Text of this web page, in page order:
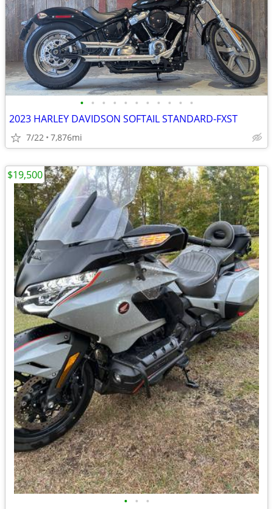
• • • • • • • • • • •
2023 HARLEY DAVIDSON SOFTAIL STANDARD-FXST
7/22 7,876mi
• • •
$19,500